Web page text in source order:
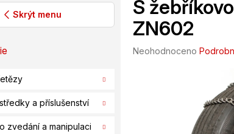
Skrýt menu
a příslušenství
zvedání a manipulaci
S
ZN602
Průměrné
Neohodnoceno